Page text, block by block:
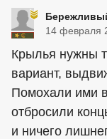
14 февраля
Крылья нужны
вариант,
Помохали ими
отбросили
и ничего